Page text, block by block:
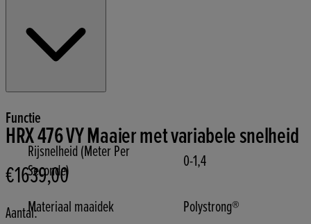
Functie
Rijsnelheid (Meter Per
Seconde)
0-1,4
Materiaal maaidek Polystrong®
HRX 476 VY Maaier met variabele snelheid
Huidige prijs: €1639,00.
€1639,00
Aantal: